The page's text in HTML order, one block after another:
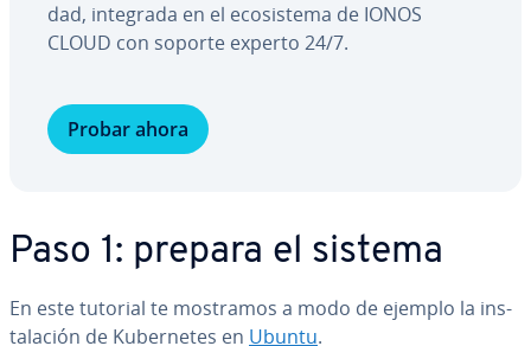
dad, integrada en el eco­si­s­te­ma de IONOS
CLOUD con soporte experto 24/7.
Probar ahora
Paso 1: prepara el sistema
En este tutorial te mostramos a modo de ejemplo la in­s­
ta­la­ción de Ku­be­r­ne­tes en Ubuntu.